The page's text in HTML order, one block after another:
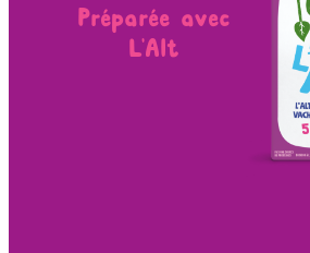
Préparée avec
L'Alt